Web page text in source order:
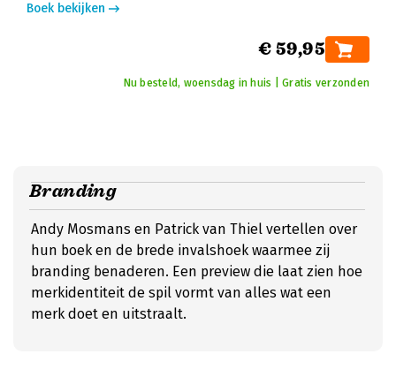
Boek bekijken
€ 59,95
Nu besteld, woensdag in huis | Gratis verzonden
Branding
Andy Mosmans en Patrick van Thiel vertellen over
hun boek en de brede invalshoek waarmee zij
branding benaderen. Een preview die laat zien hoe
merkidentiteit de spil vormt van alles wat een
merk doet en uitstraalt.